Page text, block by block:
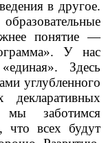
в другое.
понятие —
У нас
Здесь
углубленного
заботимся
что всех будут